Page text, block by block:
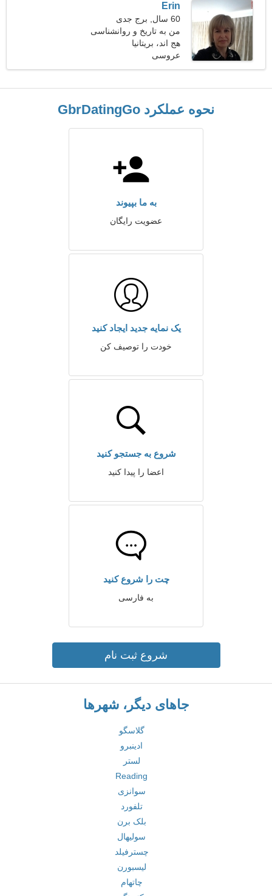
Erin
60 سال, برج جدی
من به تاریخ و روانشناسی
علاقه دارم
هج اند، بریتانیا
عروسی
نحوه عملکرد GbrDatingGo
به ما بپیوند
عضویت رایگان
یک نمایه جدید ایجاد کنید
خودت را توصیف کن
شروع به جستجو کنید
اعضا را پیدا کنید
چت را شروع کنید
به فارسی
شروع ثبت نام
جاهای دیگر، شهرها
گلاسگو
ادینبرو
لستر
Reading
سوانزی
تلفورد
بلک برن
سولیهال
چسترفیلد
لیسبورن
چاتهام